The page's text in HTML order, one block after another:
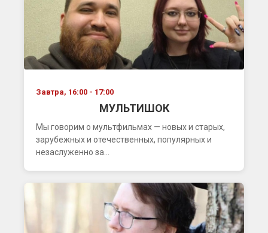
Завтра, 16:00 - 17:00
МУЛЬТИШОК
Мы говорим о мультфильмах — новых и старых,
зарубежных и отечественных, популярных и
незаслуженно за...